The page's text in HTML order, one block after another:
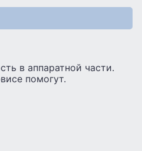
в аппаратной части.
помогут.